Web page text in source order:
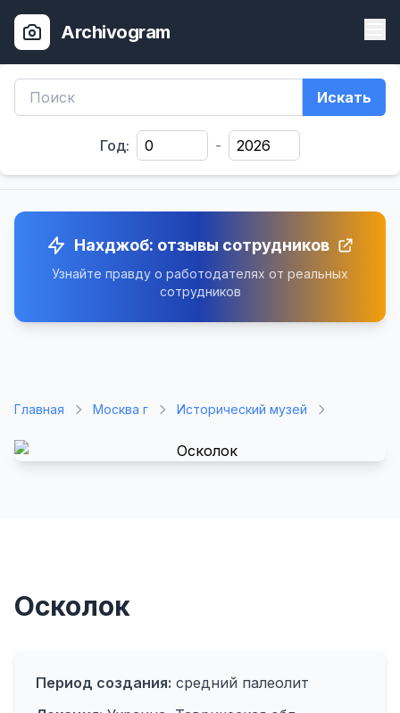
Archivogram
Искать
Год: -
Нахджоб: отзывы сотрудников
Узнайте правду о работодателях от реальных
сотрудников
Главная Москва г Исторический музей
Осколок
Период создания: средний палеолит